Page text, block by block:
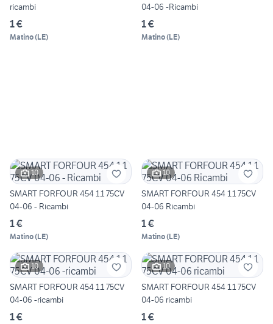
ricambi
1 €
Matino(LE)
04-06 -Ricambi
1 €
Matino(LE)
10
SMART FORFOUR 454 1.1 75CV
04-06 - Ricambi
1 €
Matino(LE)
10
SMART FORFOUR 454 1.1 75CV
04-06 Ricambi
1 €
Matino(LE)
10
SMART FORFOUR 454 1.1 75CV
04-06 -ricambi
1 €
10
SMART FORFOUR 454 1.1 75CV
04-06 ricambi
1 €